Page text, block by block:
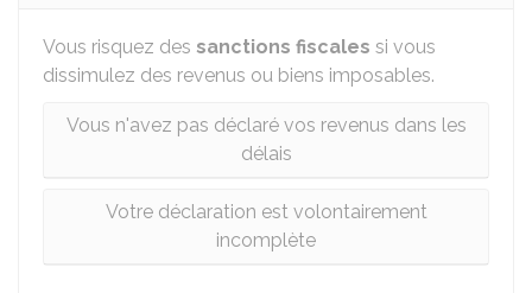
Vous risquez des sanctions fiscales si vous
dissimulez des revenus ou biens imposables.
Vous n'avez pas déclaré vos revenus dans les
délais
Votre déclaration est volontairement
incomplète